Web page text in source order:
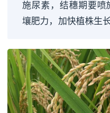
施尿素，结穗期要喷
壤肥力，加快植株生